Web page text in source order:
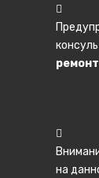
на